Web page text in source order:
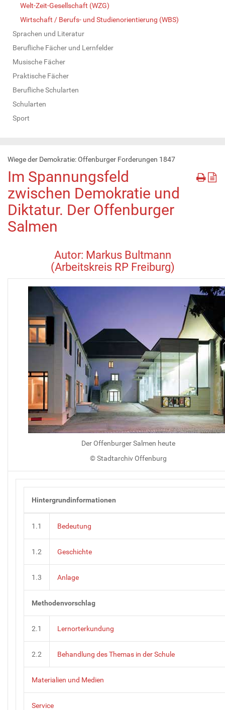
Welt-Zeit-Gesellschaft (WZG)
Wirtschaft / Berufs- und Studienorientierung (WBS)
Sprachen und Literatur
Berufliche Fächer und Lernfelder
Musische Fächer
Praktische Fächer
Berufliche Schularten
Schularten
Sport
Wiege der Demokratie: Offenburger Forderungen 1847
Im Spannungsfeld
zwischen Demokratie und
Diktatur. Der Offenburger
Salmen
Autor: Markus Bultmann
(Arbeitskreis RP Freiburg)
Der Offenburger Salmen heute
© Stadtarchiv Offenburg
Hintergrundinformationen
1.1 Bedeutung
1.2 Geschichte
1.3 Anlage
Methodenvorschlag
2.1 Lernorterkundung
2.2 Behandlung des Themas in der Schule
Materialien und Medien
Service